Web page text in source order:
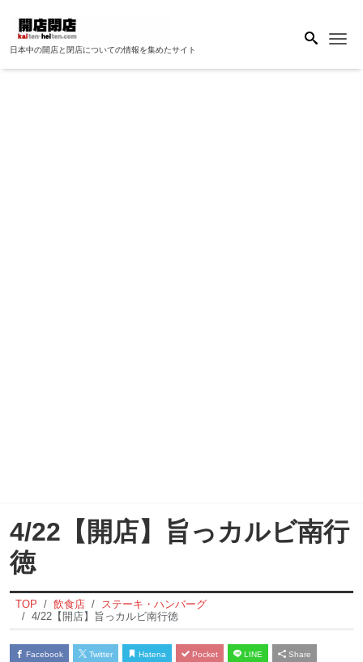
日本中の開店と閉店についての情報を集めたサイト
4/22【開店】旨っカルビ南行
徳
TOP 飲食店
ステーキ・ハンバーグ
4/22【開店】旨っカルビ南行徳
Facebook Twitter Hatena Pocket LINE Share